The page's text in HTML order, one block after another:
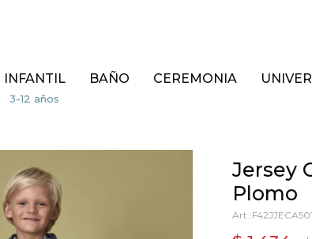
INFANTIL BAÑO CEREMONIA
Jersey
Plomo